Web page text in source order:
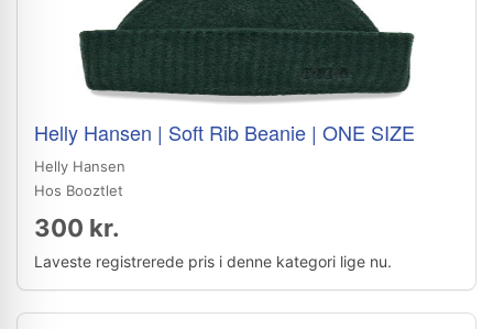
Helly Hansen | Soft Rib Beanie | ONE SIZE
Helly Hansen
Hos Booztlet
300 kr.
Laveste registrerede pris i denne kategori lige nu.